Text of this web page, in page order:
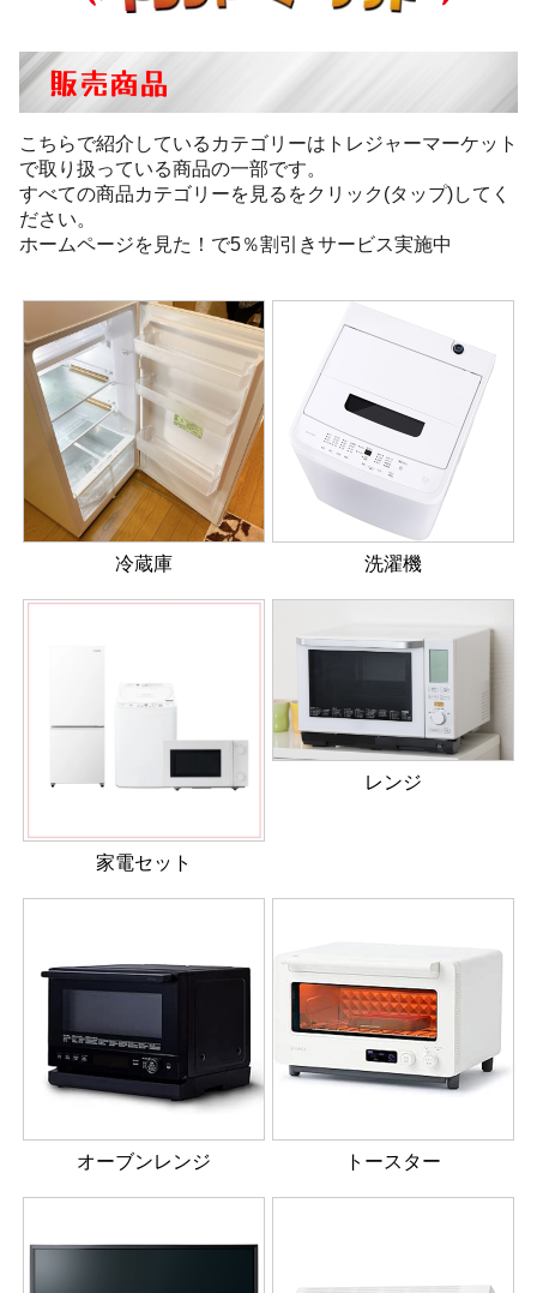
販売商品
こちらで紹介しているカテゴリーはトレジャーマーケット
で取り扱っている商品の一部です。
すべての商品カテゴリーを見るをクリック(タップ)してく
ださい。
ホームページを見た！で5％割引きサービス実施中
冷蔵庫 洗濯機
家電セット
レンジ
オーブンレンジ トースター